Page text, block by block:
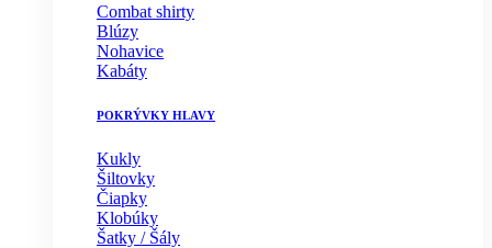
Combat shirty
Blúzy
Nohavice
Kabáty
POKRÝVKY HLAVY
Kukly
Šiltovky
Čiapky
Klobúky
Šatky / Šály